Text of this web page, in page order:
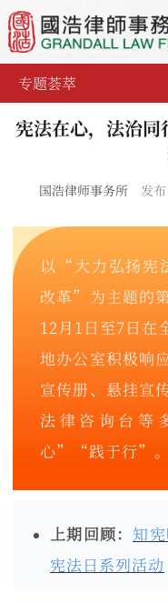
专题荟萃
宪法在心，法治
国浩律师事务所 发
以“大力弘扬宪
改革”为主题的
12月1日至7日在
地办公室积极响
宣传册、悬挂宣
法律咨询台等
心”“践于行”。
上期回顾： 知
宪法日系列活动